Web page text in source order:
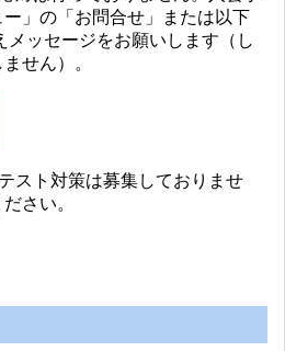
」の「お問合せ」または以下
メッセージをお願いします（し
せん）。
スト対策は募集しておりませ
さい。